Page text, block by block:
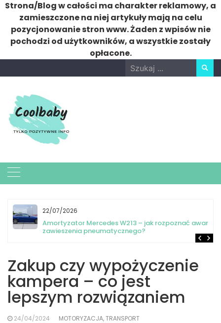
Strona/Blog w całości ma charakter reklamowy, a
zamieszczone na niej artykuły mają na celu
pozycjonowanie stron www. Żaden z wpisów nie
pochodzi od użytkowników, a wszystkie zostały
opłacone.
to
Search
for:
22/07/2026
Amortyzator Mercedes W213 – jak rozpoznać awarię
zawieszenia pneumatycznego?
Zakup czy wypożyczenie
kampera – co jest
lepszym rozwiązaniem
24/04/2024 MOTORYZACJA, TRANSPORT